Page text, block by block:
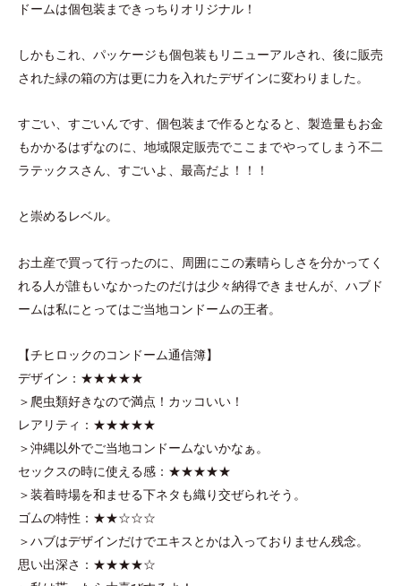
ドームは個包装まできっちりオリジナル！
しかもこれ、パッケージも個包装もリニューアルされ、後に販売
された緑の箱の方は更に力を入れたデザインに変わりました。
すごい、すごいんです、個包装まで作るとなると、製造量もお金
もかかるはずなのに、地域限定販売でここまでやってしまう不二
ラテックスさん、すごいよ、最高だよ！！！
と崇めるレベル。
お土産で買って行ったのに、周囲にこの素晴らしさを分かってく
れる人が誰もいなかったのだけは少々納得できませんが、ハブド
ームは私にとってはご当地コンドームの王者。
【チヒロックのコンドーム通信簿】
デザイン：★★★★★
＞爬虫類好きなので満点！カッコいい！
レアリティ：★★★★★
＞沖縄以外でご当地コンドームないかなぁ。
セックスの時に使える感：★★★★★
＞装着時場を和ませる下ネタも織り交ぜられそう。
ゴムの特性：★★☆☆☆
＞ハブはデザインだけでエキスとかは入っておりません残念。
思い出深さ：★★★★☆